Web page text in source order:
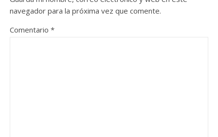
navegador para la próxima vez que comente.
Comentario *